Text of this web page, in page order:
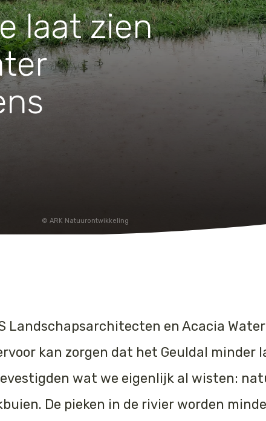
Notitieboekjes
ARK Natuurontwikkeling
laat zien
Landschapsarchitecten en Acacia Water
kan zorgen dat het Geuldal minder
wat we eigenlijk al wisten:
De pieken in de rivier worden